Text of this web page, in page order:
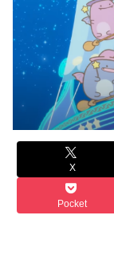
X
Pocket